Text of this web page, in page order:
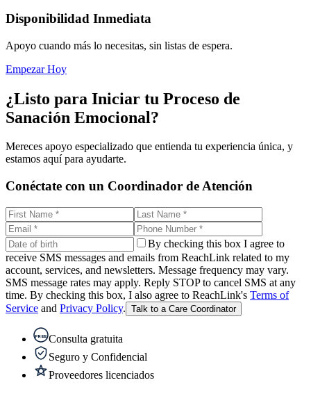
Disponibilidad Inmediata
Apoyo cuando más lo necesitas, sin listas de espera.
Empezar Hoy
¿Listo para Iniciar tu Proceso de
Sanación Emocional?
Mereces apoyo especializado que entienda tu experiencia única, y
estamos aquí para ayudarte.
Conéctate con un Coordinador de Atención
By checking this box I agree to
receive SMS messages and emails from ReachLink related to my
account, services, and newsletters. Message frequency may vary.
SMS message rates may apply. Reply STOP to cancel SMS at any
time. By checking this box, I also agree to ReachLink's Terms of
Service and Privacy Policy. Talk to a Care Coordinator
FREE Consulta gratuita
Seguro y Confidencial
Proveedores licenciados